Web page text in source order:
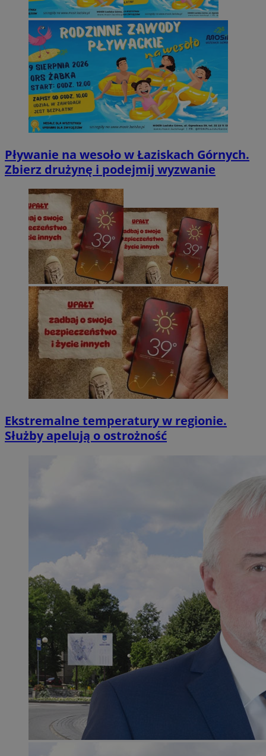
Pływanie na wesoło w Łaziskach Górnych.
Zbierz drużynę i podejmij wyzwanie
Ekstremalne temperatury w regionie.
Służby apelują o ostrożność